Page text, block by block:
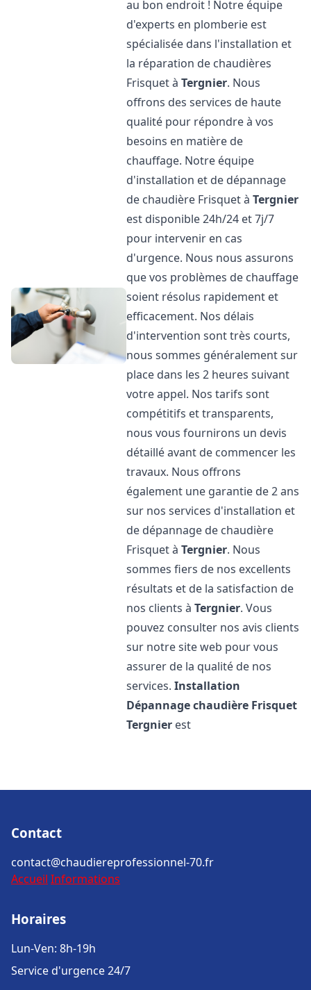
au bon endroit ! Notre équipe
d'experts en plomberie est
spécialisée dans l'installation et
la réparation de chaudières
Frisquet àTergnier. Nous
offrons des services de haute
qualité pour répondre à vos
besoins en matière de
chauffage. Notre équipe
d'installation et de dépannage
de chaudière Frisquet àTergnier
est disponible 24h/24 et 7j/7
pour intervenir en cas
d'urgence. Nous nous assurons
que vos problèmes de chauffage
soient résolus rapidement et
efficacement. Nos délais
d'intervention sont très courts,
nous sommes généralement sur
place dans les 2 heures suivant
votre appel. Nos tarifs sont
compétitifs et transparents,
nous vous fournirons un devis
détaillé avant de commencer les
travaux. Nous offrons
également une garantie de 2 ans
sur nos services d'installation et
de dépannage de chaudière
Frisquet àTergnier. Nous
sommes fiers de nos excellents
résultats et de la satisfaction de
nos clients àTergnier. Vous
pouvez consulter nos avis clients
sur notre site web pour vous
assurer de la qualité de nos
services.Installation
Dépannage chaudière Frisquet
Tergnier est
Contact
contact@chaudiereprofessionnel-70.fr
Accueil Informations
Horaires
Lun-Ven: 8h-19h
Service d'urgence 24/7